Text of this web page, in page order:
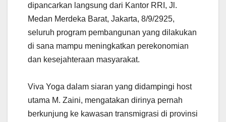
dipancarkan langsung dari Kantor RRI, Jl.
Medan Merdeka Barat, Jakarta, 8/9/2925,
seluruh program pembangunan yang dilakukan
di sana mampu meningkatkan perekonomian
dan kesejahteraan masyarakat.
Viva Yoga dalam siaran yang didampingi host
utama M. Zaini, mengatakan dirinya pernah
berkunjung ke kawasan transmigrasi di provinsi